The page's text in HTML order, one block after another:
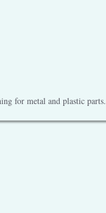
for metal and plastic parts.